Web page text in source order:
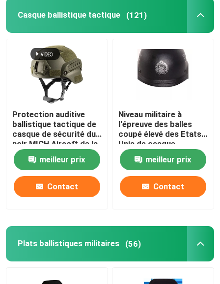
Contrôle de la qualité
Nouvelles
Demandez un devis
Usage tactique militaire
Gilet à l'épreuve des balles tactique militaire
Casque ballistique tactique
Casque ballistique tactique (121)
Protection auditive
ballistique tactique de
casque de sécurité du
noir MICH Airsoft de la
Chine Xinxing NIJ IIIA
meilleur prix
Contact
Niveau militaire à
l'épreuve des balles
coupé élevé des Etats-
Unis de casque
ballistique rapide du
niveau IIIA Aramid
meilleur prix
Contact
Plats ballistiques militaires (56)